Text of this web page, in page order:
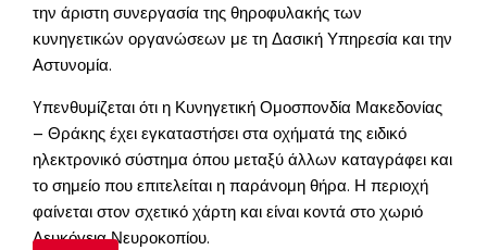
την άριστη συνεργασία της θηροφυλακής των
κυνηγετικών οργανώσεων με τη Δασική Υπηρεσία και την
Αστυνομία.
Yπενθυμίζεται ότι η Κυνηγετική Ομοσπονδία Μακεδονίας
– Θράκης έχει εγκαταστήσει στα οχήματά της ειδικό
ηλεκτρονικό σύστημα όπου μεταξύ άλλων καταγράφει και
το σημείο που επιτελείται η παράνομη θήρα. Η περιοχή
φαίνεται στον σχετικό χάρτη και είναι κοντά στο χωριό
Λευκόγεια Νευροκοπίου.